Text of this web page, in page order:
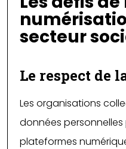
secteur
Le respect de
Les organisations
données personnelles
plateformes